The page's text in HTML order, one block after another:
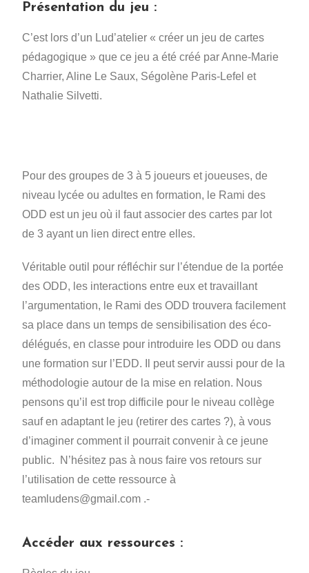
Présentation du jeu :
C’est lors d’un Lud’atelier « créer un jeu de cartes
pédagogique » que ce jeu a été créé par Anne-Marie
Charrier, Aline Le Saux, Ségolène Paris-Lefel et
Nathalie Silvetti.
Pour des groupes de 3 à 5 joueurs et joueuses, de
niveau lycée ou adultes en formation, le Rami des
ODD est un jeu où il faut associer des cartes par lot
de 3 ayant un lien direct entre elles.
Véritable outil pour réfléchir sur l’étendue de la portée
des ODD, les interactions entre eux et travaillant
l’argumentation, le Rami des ODD trouvera facilement
sa place dans un temps de sensibilisation des éco-
délégués, en classe pour introduire les ODD ou dans
une formation sur l’EDD. Il peut servir aussi pour de la
méthodologie autour de la mise en relation. Nous
pensons qu’il est trop difficile pour le niveau collège
sauf en adaptant le jeu (retirer des cartes ?), à vous
d’imaginer comment il pourrait convenir à ce jeune
public. N’hésitez pas à nous faire vos retours sur
l’utilisation de cette ressource à
teamludens@gmail.com .-
Accéder aux ressources :